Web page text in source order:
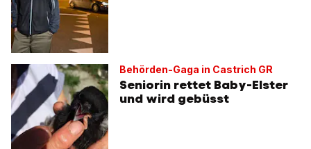
Behörden-Gaga in Castrich GR
Seniorin rettet Baby-Elster
und wird gebüsst